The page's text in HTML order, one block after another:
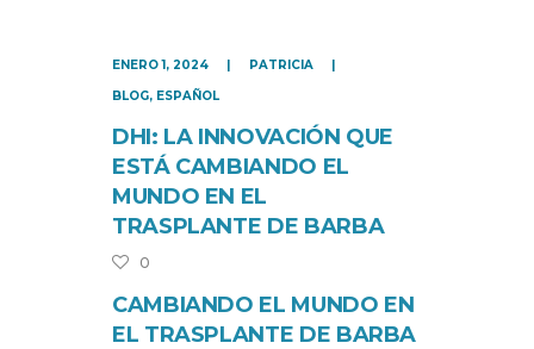
ENERO 1, 2024
PATRICIA
BLOG, ESPAÑOL
DHI: LA INNOVACIÓN QUE
ESTÁ CAMBIANDO EL
MUNDO EN EL
TRASPLANTE DE BARBA
0
CAMBIANDO EL MUNDO EN
EL TRASPLANTE DE BARBA